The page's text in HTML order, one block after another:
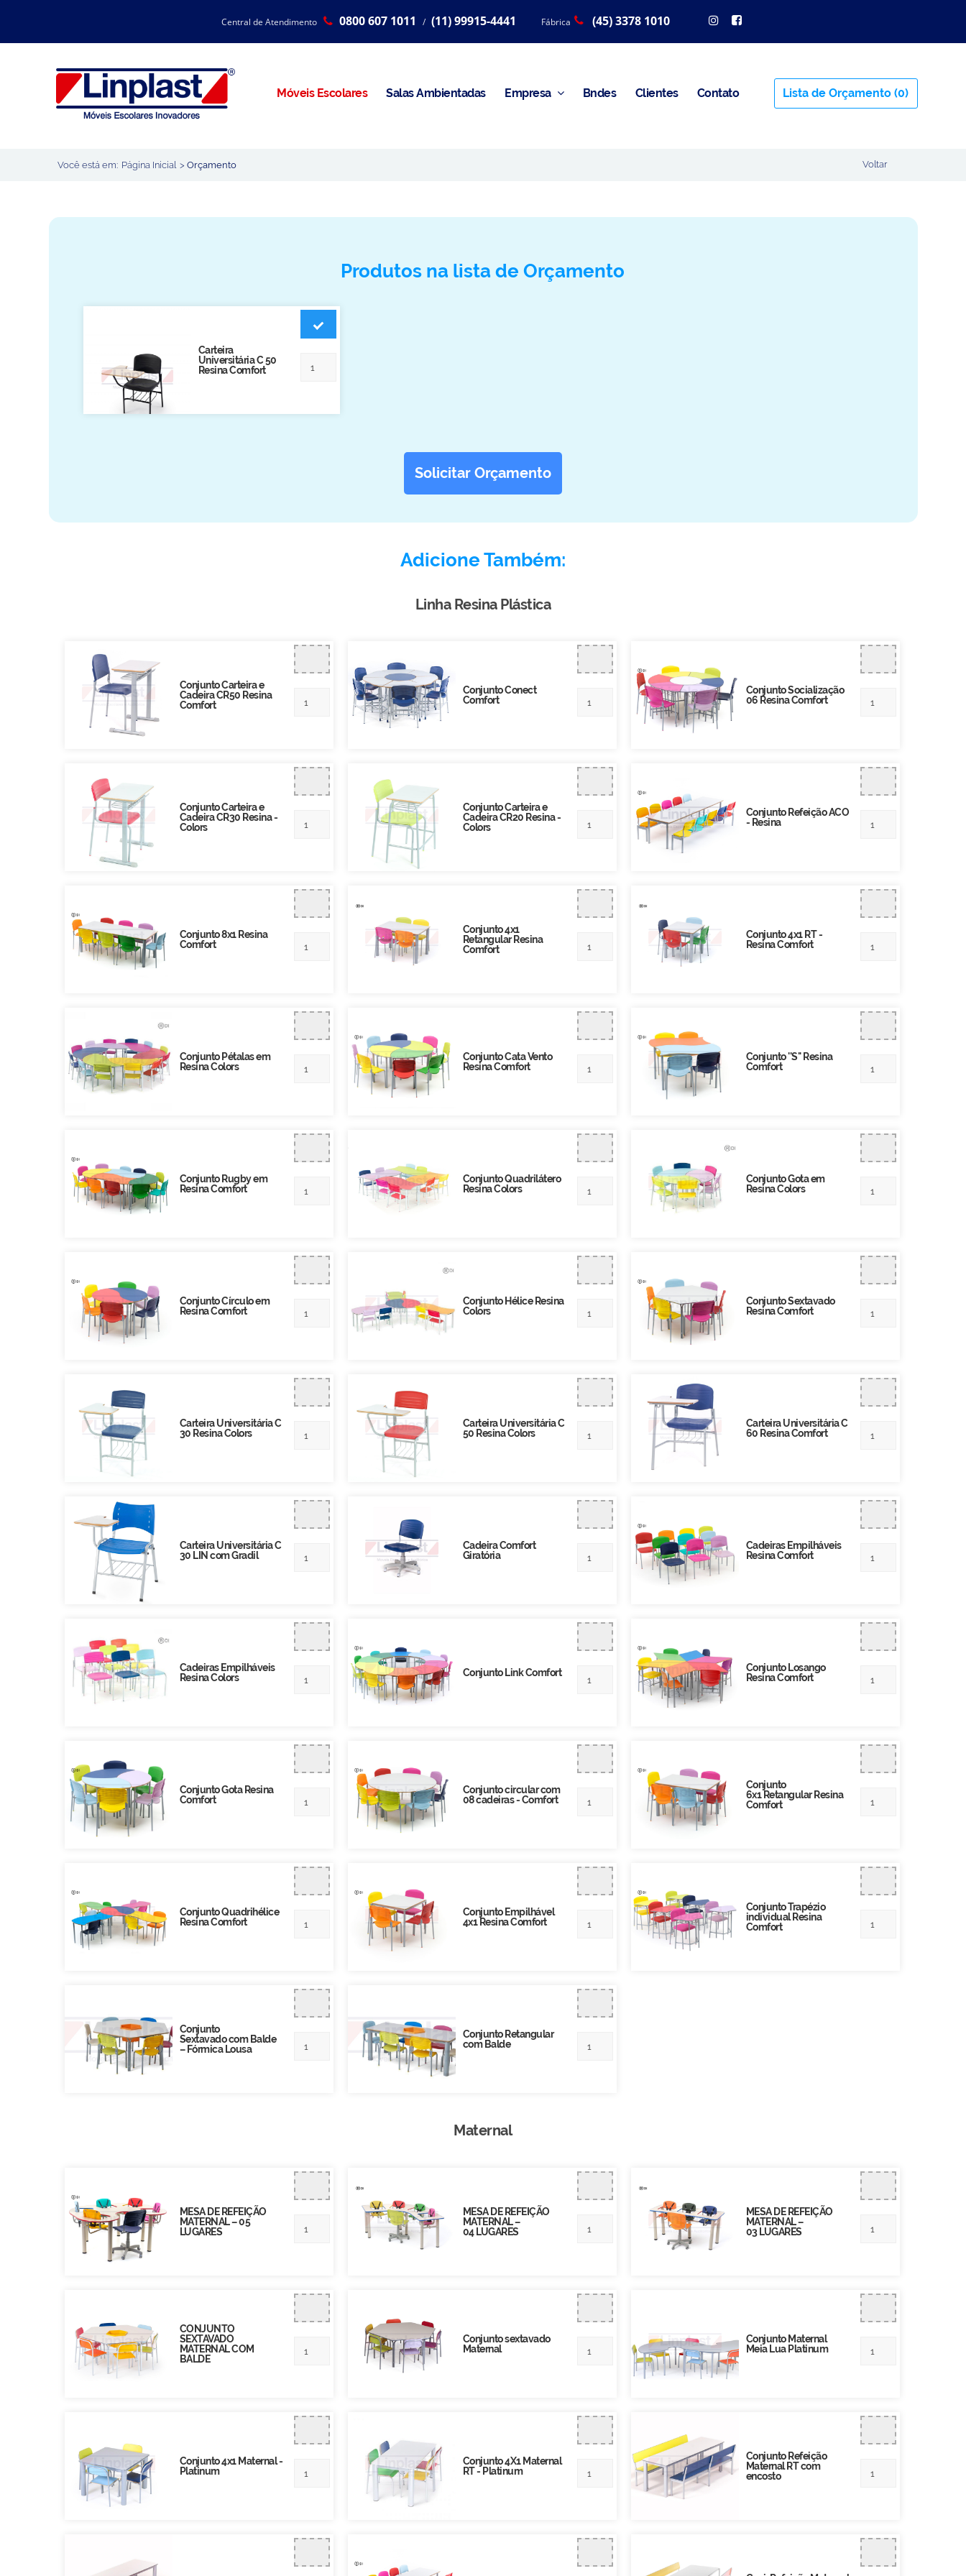
Central de Atendimento 0800 607 1011 / (11) 99915-4441 Fábrica (45) 3378 1010
Móveis Escolares Salas Ambientadas Empresa Bndes Clientes Contato Lista de Orçamento (0)
Você está em: Página Inicial > Orçamento Voltar
Produtos na lista de Orçamento
Carteira
Universitária C 50
Resina Comfort
Solicitar Orçamento
Adicione Também:
Linha Resina Plástica
Conjunto Carteira e
Cadeira CR50 Resina
Comfort
Conjunto Conect
Comfort
Conjunto Socialização
06 Resina Comfort
Conjunto Carteira e
Cadeira CR30 Resina -
Colors
Conjunto Carteira e
Cadeira CR20 Resina -
Colors
Conjunto Refeição ACO
- Resina
Conjunto 8x1 Resina
Comfort
Conjunto 4x1
Retangular Resina
Comfort
Conjunto 4x1 RT -
Resina Comfort
Conjunto Pétalas em
Resina Colors
Conjunto Cata Vento
Resina Comfort
Conjunto ''S'' Resina
Comfort
Conjunto Rugby em
Resina Comfort
Conjunto Quadrilátero
Resina Colors
Conjunto Gota em
Resina Colors
Conjunto Círculo em
Resina Comfort
Conjunto Hélice Resina
Colors
Conjunto Sextavado
Resina Comfort
Carteira Universitária C
30 Resina Colors
Carteira Universitária C
50 Resina Colors
Carteira Universitária C
60 Resina Comfort
Carteira Universitária C
30 LIN com Gradil
Cadeira Comfort
Giratória
Cadeiras Empilháveis
Resina Comfort
Cadeiras Empilháveis
Resina Colors
Conjunto Link Comfort
Conjunto Losango
Resina Comfort
Conjunto Gota Resina
Comfort
Conjunto circular com
08 cadeiras - Comfort
Conjunto
6x1 Retangular Resina
Comfort
Conjunto Quadrihélice
Resina Comfort
Conjunto Empilhável
4x1 Resina Comfort
Conjunto Trapézio
individual Resina
Comfort
Conjunto
Sextavado com Balde
– Fórmica Lousa
Conjunto Retangular
com Balde
Maternal
MESA DE REFEIÇÃO
MATERNAL – 05
LUGARES
MESA DE REFEIÇÃO
MATERNAL –
04 LUGARES
MESA DE REFEIÇÃO
MATERNAL –
03 LUGARES
CONJUNTO
SEXTAVADO
MATERNAL COM
BALDE
Conjunto sextavado
Maternal
Conjunto Maternal
Meia Lua Platinum
Conjunto 4x1 Maternal -
Platinum
Conjunto 4X1 Maternal
RT - Platinum
Conjunto Refeição
Maternal RT com
encosto
Linha Resina Plástica
SOBRE A EMPRESA